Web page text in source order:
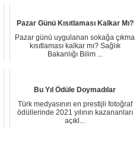
Pazar Günü Kısıtlaması Kalkar Mı?
Pazar günü uygulanan sokağa çıkma
kısıtlaması kalkar mı? Sağlık
Bakanlığı Bilim ...
Bu Yıl Ödüle Doymadılar
Türk medyasının en prestijli fotoğraf
ödüllerinde 2021 yılının kazananları
açıkl...